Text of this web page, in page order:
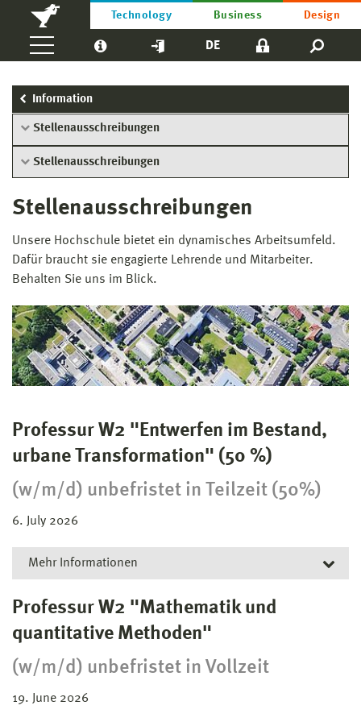
Technology Business Design
DE
Information
Stellenausschreibungen
Stellenausschreibungen
Stellenausschreibungen
Unsere Hochschule bietet ein dynamisches Arbeitsumfeld.
Dafür braucht sie engagierte Lehrende und Mitarbeiter.
Behalten Sie uns im Blick.
Professur W2 "Entwerfen im Bestand,
urbane Transformation" (50 %)
(w/m/d) unbefristet in Teilzeit (50%)
6. July 2026
Mehr Informationen
An der Fakultät Gestaltung ist zum nächstmöglichen
besetzen:
Professur W2 "Mathematik und
quantitative Methoden"
(w/m/d) unbefristet in Vollzeit
19. June 2026